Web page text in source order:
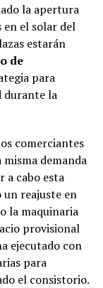
la apertura
el solar del
estarán
de
para
durante la
comerciantes
demanda
a cabo esta
reajuste en
la maquinaria
provisional
ejecutado con
para
el consistorio.